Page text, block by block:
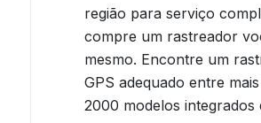
região para serviço
compre um rastreador
mesmo. Encontre um
GPS adequado entre
2000 modelos integrados